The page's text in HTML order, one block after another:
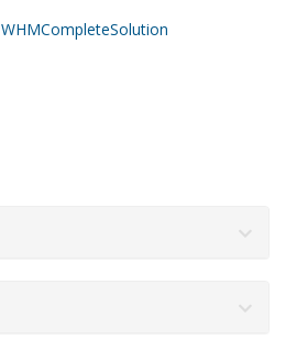
WHMCompleteSolution